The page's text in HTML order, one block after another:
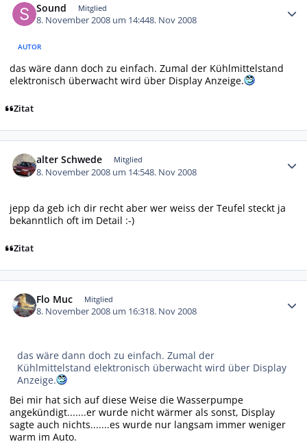
Sound Mitglied
8. November 2008 um 14:448. Nov 2008
AUTOR
das wäre dann doch zu einfach. Zumal der Kühlmittelstand
elektronisch überwacht wird über Display Anzeige.
Zitat
alter Schwede Mitglied
8. November 2008 um 14:548. Nov 2008
jepp da geb ich dir recht aber wer weiss der Teufel steckt ja
bekanntlich oft im Detail :-)
Zitat
Flo Muc Mitglied
8. November 2008 um 16:318. Nov 2008
das wäre dann doch zu einfach. Zumal der
Kühlmittelstand elektronisch überwacht wird über Display
Anzeige.
Bei mir hat sich auf diese Weise die Wasserpumpe
angekündigt.......er wurde nicht wärmer als sonst, Display
sagte auch nichts.......es wurde nur langsam immer weniger
warm im Auto.